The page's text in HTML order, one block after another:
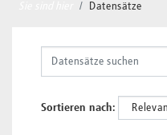
Datensätze
Sortieren nach